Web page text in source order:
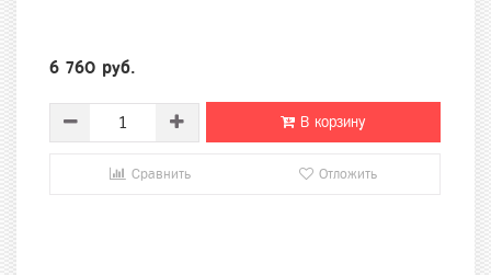
6 760 руб.
В корзину
Сравнить Отложить